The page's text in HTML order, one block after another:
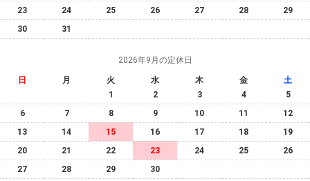
23
24 25 26 27 28
29
30
31
2026年9月の定休日
日 月 火 水 木 金
土
1
2 3 4
5
6
7 8 9 10 11
12
13
14 15 16 17 18
19
20
21 22 23 24 25
26
27
28 29 30